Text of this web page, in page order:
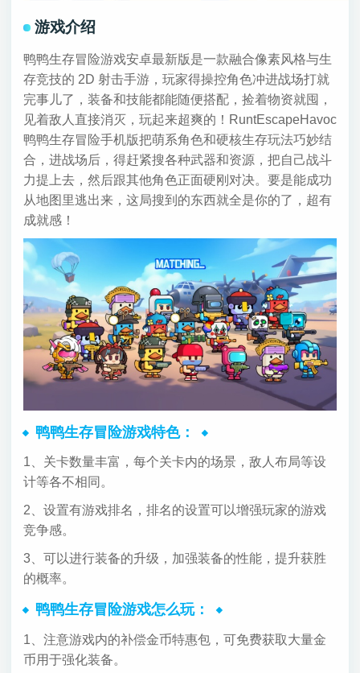
游戏介绍
鸭鸭生存冒险游戏安卓最新版是一款融合像素风格与生
存竞技的 2D 射击手游，玩家得操控角色冲进战场打就
完事儿了，装备和技能都能随便搭配，捡着物资就囤，
见着敌人直接消灭，玩起来超爽的！RuntEscapeHavoc
鸭鸭生存冒险手机版把萌系角色和硬核生存玩法巧妙结
合，进战场后，得赶紧搜各种武器和资源，把自己战斗
力提上去，然后跟其他角色正面硬刚对决。要是能成功
从地图里逃出来，这局搜到的东西就全是你的了，超有
成就感！
鸭鸭生存冒险游戏特色：
1、关卡数量丰富，每个关卡内的场景，敌人布局等设
计等各不相同。
2、设置有游戏排名，排名的设置可以增强玩家的游戏
竞争感。
3、可以进行装备的升级，加强装备的性能，提升获胜
的概率。
鸭鸭生存冒险游戏怎么玩：
1、注意游戏内的补偿金币特惠包，可免费获取大量金
币用于强化装备。